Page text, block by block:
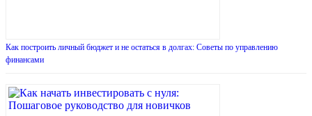
Как построить личный бюджет и не остаться в долгах: Советы по управлению
финансами